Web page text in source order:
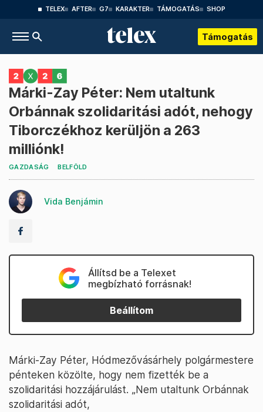
TELEX AFTER G7 KARAKTER TÁMOGATÁS SHOP
Támogatás
Márki-Zay Péter: Nem utaltunk
Orbánnak szolidaritási adót, nehogy
Tiborczékhoz kerüljön a 263
milliónk!
GAZDASÁG BELFÖLD
Vida Benjámin
Állítsd be a Telexet
megbízható forrásnak!
Beállítom
Márki-Zay Péter, Hódmezővásárhely polgármestere
pénteken közölte, hogy nem fizették be a
szolidaritási hozzájárulást. „Nem utaltunk Orbánnak
szolidaritási adót,